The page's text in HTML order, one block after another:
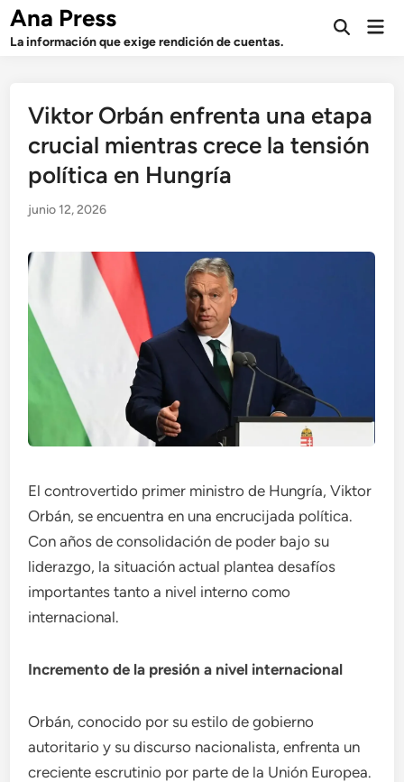
Saltar
contenido
Ana Press
La información que exige rendición de cuentas.
Abrir
Viktor Orbán enfrenta una etapa
crucial mientras crece la tensión
política en Hungría
junio 12, 2026
El controvertido primer ministro de Hungría, Viktor
Orbán, se encuentra en una encrucijada política.
Con años de consolidación de poder bajo su
liderazgo, la situación actual plantea desafíos
importantes tanto a nivel interno como
internacional.
Incremento de la presión a nivel internacional
Orbán, conocido por su estilo de gobierno
autoritario y su discurso nacionalista, enfrenta un
creciente escrutinio por parte de la Unión Europea.